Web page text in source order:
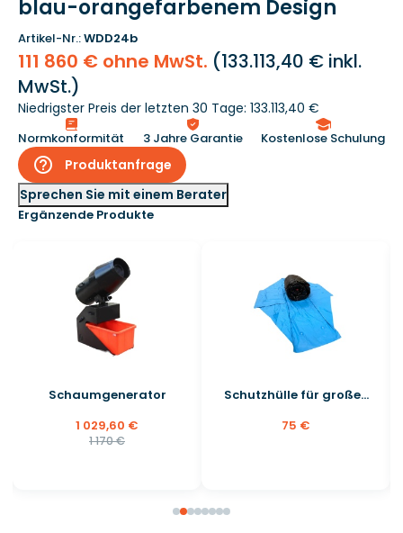
blau-orangefarbenem Design
Artikel-Nr.:WDD24b
111 860 € ohne MwSt. (133.113,40 € inkl.
MwSt.)
Niedrigster Preis der letzten 30 Tage: 133.113,40 €
Normkonformität 3 Jahre Garantie Kostenlose Schulung
help_outline
Produktanfrage
Sprechen Sie mit einem Berater
Ergänzende Produkte
Schaumgenerator
1 029,60 €
1 170 €
Schutzhülle für große...
75 €